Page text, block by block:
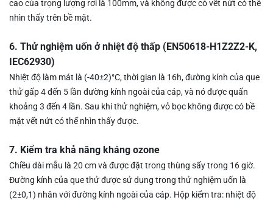
cao của trọng lượng rơi là 100mm, và không được có vết nứt có thể
nhìn thấy trên bề mặt.
6. Thử nghiệm uốn ở nhiệt độ thấp (EN50618-H1Z2Z2-K,
IEC62930)
Nhiệt độ làm mát là (-40±2)°C, thời gian là 16h, đường kính của que
thử gấp 4 đến 5 lần đường kính ngoài của cáp, và nó được quấn
khoảng 3 đến 4 lần. Sau khi thử nghiệm, vỏ bọc không được có bề
mặt vết nứt có thể nhìn thấy được.
7. Kiểm tra khả năng kháng ozone
Chiều dài mẫu là 20 cm và được đặt trong thùng sấy trong 16 giờ.
Đường kính của que thử được sử dụng trong thử nghiệm uốn là
(2±0,1) nhân với đường kính ngoài của cáp. Hộp kiểm tra: nhiệt độ